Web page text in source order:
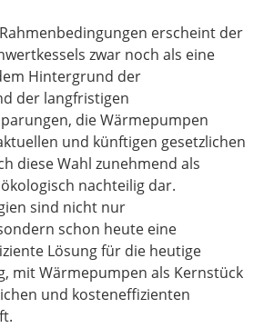
erscheint der
zwar noch als eine
Hintergrund der
der langfristigen
die Wärmepumpen
und künftigen gesetzlichen
diese Wahl zunehmend als
nachteilig dar.
sind nicht nur
schon heute eine
Lösung für die heutige
mit Wärmepumpen als Kernstück
und kosteneffizienten